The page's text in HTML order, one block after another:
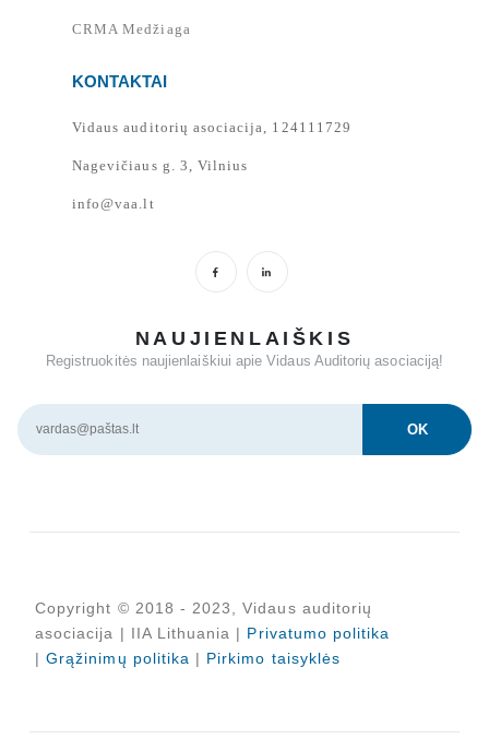
CRMA Medžiaga
KONTAKTAI
Vidaus auditorių asociacija, 124111729
Nagevičiaus g. 3, Vilnius
info@vaa.lt
NAUJIENLAIŠKIS
Registruokitės naujienlaiškiui apie Vidaus Auditorių asociaciją!
Copyright © 2018 - 2023, Vidaus auditorių
asociacija | IIA Lithuania | Privatumo politika
|Grąžinimų politika | Pirkimo taisyklės